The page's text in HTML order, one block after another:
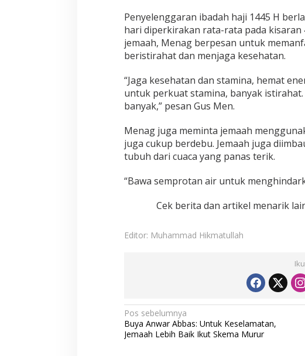
Penyelenggaran ibadah haji 1445 H
hari diperkirakan rata-rata pada kisaran
jemaah, Menag berpesan untuk
beristirahat dan menjaga kesehatan.
“Jaga kesehatan dan stamina, hemat
untuk perkuat stamina, banyak
banyak,” pesan Gus Men.
Menag juga meminta jemaah
juga cukup berdebu. Jemaah juga
tubuh dari cuaca yang panas terik.
“Bawa semprotan air untuk
Cek berita dan artikel menarik
Editor: Muhammad Hikmatullah
N
a
Pos sebelumnya
Buya Anwar Abbas: Untuk Keselamatan,
Jemaah Lebih Baik Ikut Skema Murur